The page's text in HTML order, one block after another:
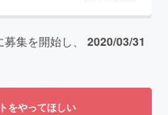
募集を開始し、 2020/03/31
をやってほしい